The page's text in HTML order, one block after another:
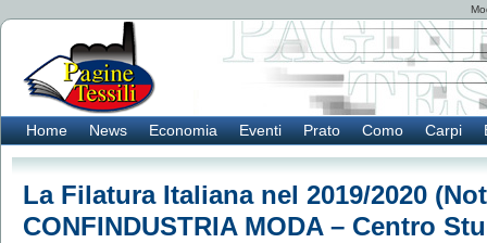
Home News Economia Eventi Prato Como Carpi
La Filatura Italiana nel 2019/2020
CONFINDUSTRIA MODA – Centro